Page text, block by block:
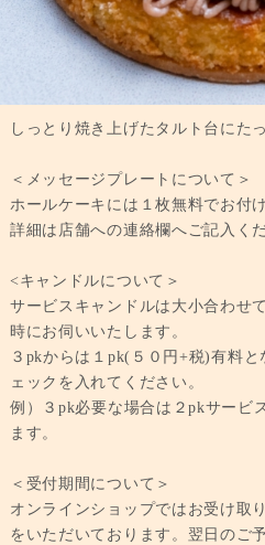
しっとり焼き上げたタルト台にた
＜メッセージプレートについて＞
ホールケーキには１枚無料でお付
詳細は店舗への連絡欄へご記入くだ
<キャンドルについて＞
サービスキャンドルは大小合わせ
時にお伺いいたします。
３pkからは１pk(５０円+税)有料
ェックを入れてください。
例）３pk必要な場合は２pkサービ
ます。
＜受付期間について＞
オンラインショップではお受け取
をいただいております。翌日のご